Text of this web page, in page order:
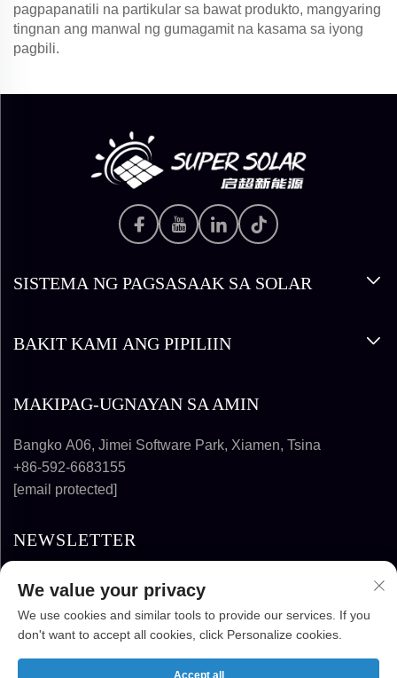
pagpapanatili na partikular sa bawat produkto, mangyaring
tingnan ang manwal ng gumagamit na kasama sa iyong
pagbili.
SISTEMA NG PAGSASAAK SA SOLAR
BAKIT KAMI ANG PIPILIIN
MAKIPAG-UGNAYAN SA AMIN
Bangko A06, Jimei Software Park, Xiamen, Tsina
+86-592-6683155
[email protected]
NEWSLETTER
SOLAR ENERGY TECHNOLOGY CO., LTD.
We value your privacy
We use cookies and similar tools to provide our services. If you
don't want to accept all cookies, click Personalize cookies.
Accept all